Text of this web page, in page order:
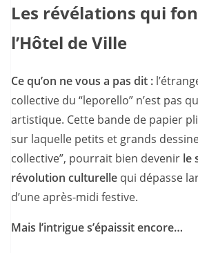
Les révélations qui
l’Hôtel de Ville
Ce qu’on ne vous a pas dit :
collective du “leporello” n’est pas
artistique. Cette bande de papier
sur laquelle petits et grands
collective”, pourrait bien devenir le
révolution culturelle qui dépasse
d’une après-midi festive.
Mais l’intrigue s’épaissit encore…